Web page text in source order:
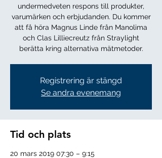
undermedveten respons till produkter,
varumärken och erbjudanden. Du kommer
att få höra Magnus Linde från Manolima
och Clas Lilliecreutz från Straylight
berätta kring alternativa mätmetoder.
Registrering är stängd
Se andra evenemang
Tid och plats
20 mars 2019 07:30 – 9:15